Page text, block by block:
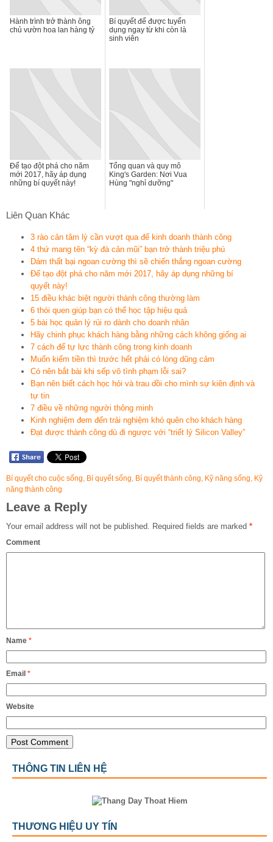
Hành trình trở thành ông
chủ vườn hoa lan hàng tỷ
Bí quyết để được tuyển
dụng ngay từ khi còn là
sinh viên
Để tạo đột phá cho năm
mới 2017, hãy áp dụng
những bí quyết này!
Tổng quan và quy mô
King's Garden: Nơi Vua
Hùng "nghỉ dưỡng"
Liên Quan Khác
3 rào cản tâm lý cần vượt qua để kinh doanh thành công
4 thứ mang tên “kỳ đà cản mũi” bạn trở thành triệu phú
Dám thất bại ngoan cường thì sẽ chiến thắng ngoan cường
Để tạo đột phá cho năm mới 2017, hãy áp dụng những bí
quyết này!
15 điều khác biệt người thành công thường làm
6 thói quen giúp bạn có thể học tập hiệu quả
5 bài học quản lý rủi ro dành cho doanh nhân
Hãy chinh phục khách hàng bằng những cách không giống ai
7 cách để tự lực thành công trong kinh doanh
Muốn kiếm tiền thì trước hết phải có lòng dũng cảm
Có nên bắt bài khi sếp vô tình phạm lỗi sai?
Bạn nên biết cách học hỏi và trau dồi cho mình sự kiên định và
tự tin
7 điều về những người thông minh
Kinh nghiệm đem đến trải nghiệm khó quên cho khách hàng
Đạt được thành công dù đi ngược với “triết lý Silicon Valley”
Bí quyết cho cuộc sống Bí quyết sống Bí quyết thành công Kỹ năng sống Kỹ
năng thành công
Leave a Reply
Your email address will not be published. Required fields are marked *
Comment
Name *
Email *
Website
THÔNG TIN LIÊN HỆ
THƯƠNG HIỆU UY TÍN